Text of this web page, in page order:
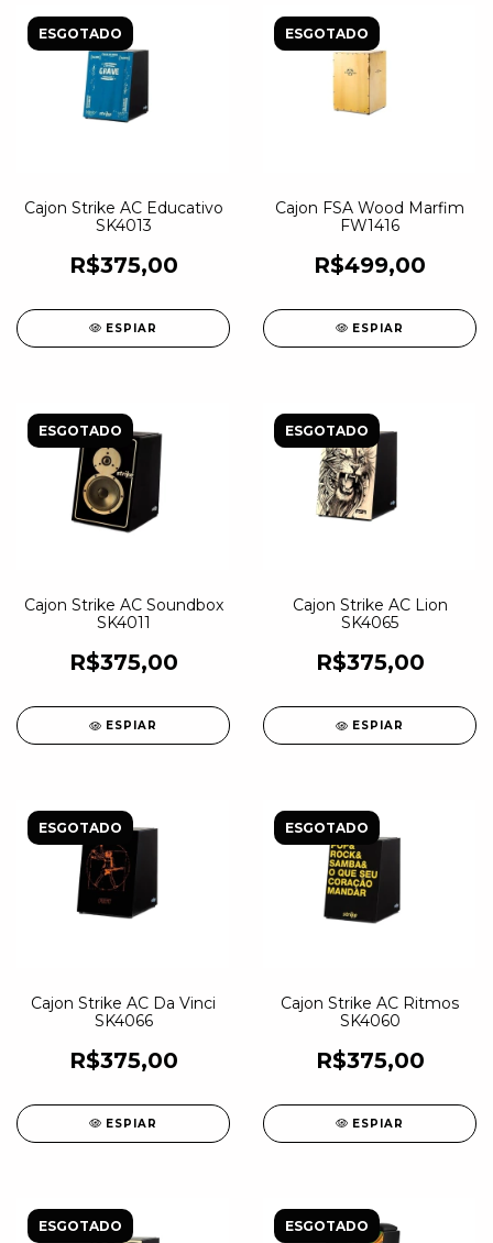
ESGOTADO
Cajon Strike AC Educativo
SK4013
R$375,00
ESPIAR
ESGOTADO
Cajon FSA Wood Marfim
FW1416
R$499,00
ESPIAR
ESGOTADO
Cajon Strike AC Soundbox
SK4011
R$375,00
ESPIAR
ESGOTADO
Cajon Strike AC Lion
SK4065
R$375,00
ESPIAR
ESGOTADO
Cajon Strike AC Da Vinci
SK4066
R$375,00
ESPIAR
ESGOTADO
Cajon Strike AC Ritmos
SK4060
R$375,00
ESPIAR
ESGOTADO ESGOTADO